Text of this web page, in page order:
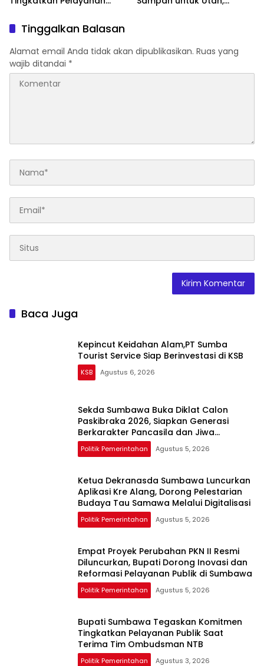
Ombudsman NTB
Tinggalkan Balasan
Alamat email Anda tidak akan dipublikasikan. Ruas yang
wajib ditandai *
Baca Juga
Kepincut Keidahan Alam,PT Sumba
Tourist Service Siap Berinvestasi di KSB
KSB Agustus 6, 2026
Sekda Sumbawa Buka Diklat Calon
Paskibraka 2026, Siapkan Generasi
Berkarakter Pancasila dan Jiwa
Kepemimpinan
Politik Pemerintahan Agustus 5, 2026
Ketua Dekranasda Sumbawa Luncurkan
Aplikasi Kre Alang, Dorong Pelestarian
Budaya Tau Samawa Melalui Digitalisasi
Politik Pemerintahan Agustus 5, 2026
Empat Proyek Perubahan PKN II Resmi
Diluncurkan, Bupati Dorong Inovasi dan
Reformasi Pelayanan Publik di Sumbawa
Politik Pemerintahan Agustus 5, 2026
Bupati Sumbawa Tegaskan Komitmen
Tingkatkan Pelayanan Publik Saat
Terima Tim Ombudsman NTB
Politik Pemerintahan Agustus 3, 2026